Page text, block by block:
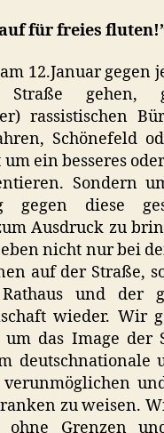
für freies
12.Januar gegen
gehen,
rassistischen
Schönefeld
ein besseres
Sondern
gegen diese
Ausdruck zu
nicht nur bei
auf der Straße,
und der
wieder. Wir
um das Image der
deutschnationale
zu weisen.
ohne Grenzen